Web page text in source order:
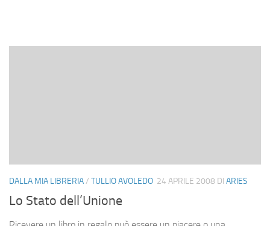
DALLA MIA LIBRERIA/ TULLIO AVOLEDO 24 APRILE 2008 DI ARIES
Lo Stato dell’Unione